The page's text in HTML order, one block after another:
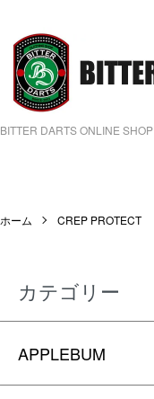
BITTER DARTS ONLINE SHOP
ホーム CREP PROTECT
カテゴリー
APPLEBUM